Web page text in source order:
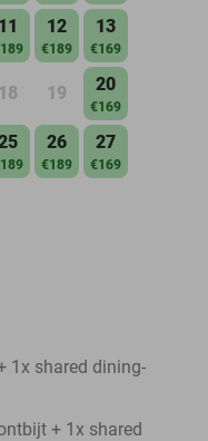
11 12
€189
13
€169
18 19 20
€169
26
€189
27
€169
1x shared dining-
+ 1x shared